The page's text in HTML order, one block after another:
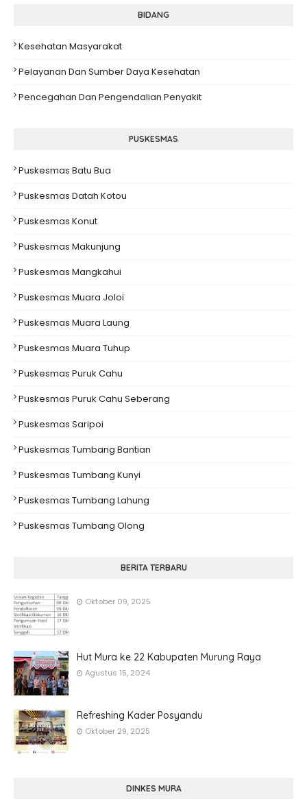
BIDANG
Kesehatan Masyarakat
Pelayanan Dan Sumber Daya Kesehatan
Pencegahan Dan Pengendalian Penyakit
PUSKESMAS
Puskesmas Batu Bua
Puskesmas Datah Kotou
Puskesmas Konut
Puskesmas Makunjung
Puskesmas Mangkahui
Puskesmas Muara Joloi
Puskesmas Muara Laung
Puskesmas Muara Tuhup
Puskesmas Puruk Cahu
Puskesmas Puruk Cahu Seberang
Puskesmas Saripoi
Puskesmas Tumbang Bantian
Puskesmas Tumbang Kunyi
Puskesmas Tumbang Lahung
Puskesmas Tumbang Olong
BERITA TERBARU
Oktober 09, 2025
Hut Mura ke 22 Kabupaten Murung Raya
Agustus 15, 2024
Refreshing Kader Posyandu
Oktober 29, 2025
DINKES MURA